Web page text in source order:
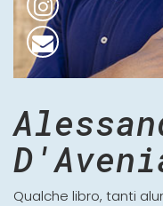
Qualche libro, tanti